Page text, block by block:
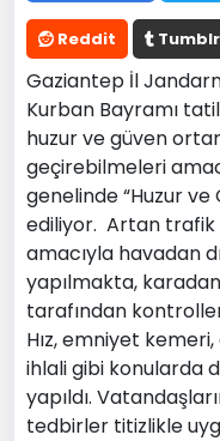
Reddit Tumblr
Gaziantep İl
Kurban Bayramı
huzur ve güven
geçirebilmeleri
genelinde “Huzur ve
ediliyor. Artan
amacıyla havadan
yapılmakta,
tarafından
Hız, emniyet
ihlali gibi konularda
yapıldı.
tedbirler titizlikle